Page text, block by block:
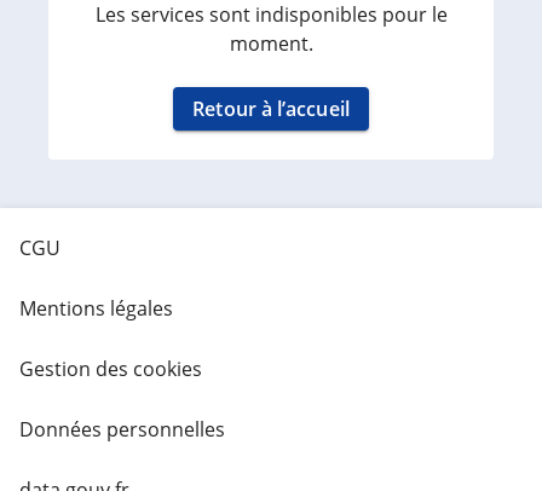
Les services sont indisponibles pour le
moment.
Retour à l’accueil
CGU
Mentions légales
Gestion des cookies
Données personnelles